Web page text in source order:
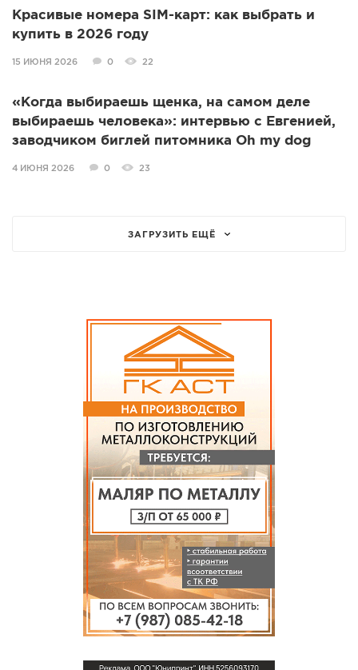
Красивые номера SIM-карт: как выбрать и
купить в 2026 году
15 ИЮНЯ 2026 0 22
«Когда выбираешь щенка, на самом деле
выбираешь человека»: интервью с Евгенией,
заводчиком биглей питомника Oh my dog
4 ИЮНЯ 2026 0 23
ЗАГРУЗИТЬ ЕЩЁ